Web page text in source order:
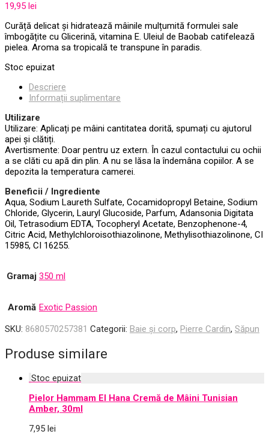
19,95 lei
Curăță delicat și hidratează mâinile mulțumită formulei sale
îmbogățite cu Glicerină, vitamina E. Uleiul de Baobab catifelează
pielea. Aroma sa tropicală te transpune în paradis.
Stoc epuizat
Descriere
Informații suplimentare
Utilizare
Utilizare: Aplicați pe mâini cantitatea dorită, spumați cu ajutorul
apei și clătiți.
Avertismente: Doar pentru uz extern. În cazul contactului cu ochii
a se clăti cu apă din plin. A nu se lăsa la îndemâna copiilor. A se
depozita la temperatura camerei.
Beneficii / Ingrediente
Aqua, Sodium Laureth Sulfate, Cocamidopropyl Betaine, Sodium
Chloride, Glycerin, Lauryl Glucoside, Parfum, Adansonia Digitata
Oil, Tetrasodium EDTA, Tocopheryl Acetate, Benzophenone-4,
Citric Acid, Methylchloroisothiazolinone, Methylisothiazolinone, CI
15985, CI 16255.
Gramaj 350 ml
Aromă Exotic Passion
SKU: 8680570257381 Categorii: Baie și corp, Pierre Cardin, Săpun
Produse similare
Pielor Hammam El Hana Cremă de Mâini Tunisian
Amber, 30ml
7,95 lei